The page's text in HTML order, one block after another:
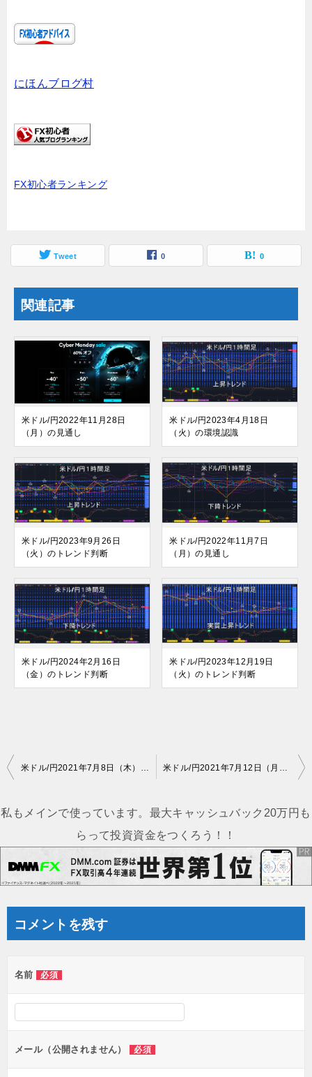
にほんブログ村
FX初心者ランキング
Tweet 0 0
関連記事
米ドル/円2022年11月28日
（月）の見通し
米ドル/円2023年4月18日
（火）の環境認識
米ドル/円2023年9月26日
（火）のトレンド判断
米ドル/円2022年11月7日
（月）の見通し
米ドル/円2024年2月16日
（金）のトレンド判断
米ドル/円2023年12月19日
（火）のトレンド判断
投
ナ
ョ
ン
米ドル/円2021年7月8日（木）環境認識 米ドル/円2021年7月12日（月）の見通し
私もメインで使っています。最大キャッシュバック20万円も
らって投資資金をつくろう！！
コメントを残す
名前 必須
メール（公開されません） 必須